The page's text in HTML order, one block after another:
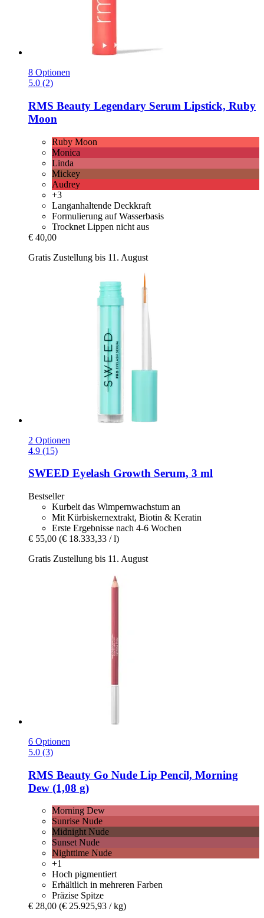
8 Optionen
5.0 (2)
RMS Beauty Legendary Serum Lipstick, Ruby
Moon
Ruby Moon
Monica
Linda
Mickey
Audrey
+3
Langanhaltende Deckkraft
Formulierung auf Wasserbasis
Trocknet Lippen nicht aus
€ 40,00
Gratis Zustellung bis 11. August
2 Optionen
4.9 (15)
SWEED Eyelash Growth Serum, 3 ml
Bestseller
Kurbelt das Wimpernwachstum an
Mit Kürbiskernextrakt, Biotin & Keratin
Erste Ergebnisse nach 4-6 Wochen
€ 55,00 (€ 18.333,33 / l)
Gratis Zustellung bis 11. August
6 Optionen
5.0 (3)
RMS Beauty Go Nude Lip Pencil, Morning
Dew (1,08 g)
Morning Dew
Sunrise Nude
Midnight Nude
Sunset Nude
Nighttime Nude
+1
Hoch pigmentiert
Erhältlich in mehreren Farben
Präzise Spitze
€ 28,00 (€ 25.925,93 / kg)